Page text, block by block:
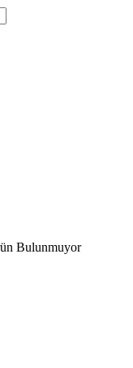
Bulunmuyor